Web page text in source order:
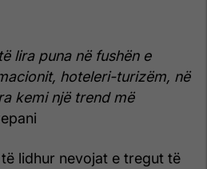
lira puna në fushën e
hoteleri-turizëm, në
kemi një trend më
lidhur nevojat e tregut të